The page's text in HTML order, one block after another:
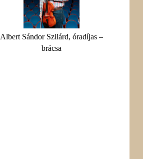
Albert Sándor Szilárd, óradíjas –
brácsa